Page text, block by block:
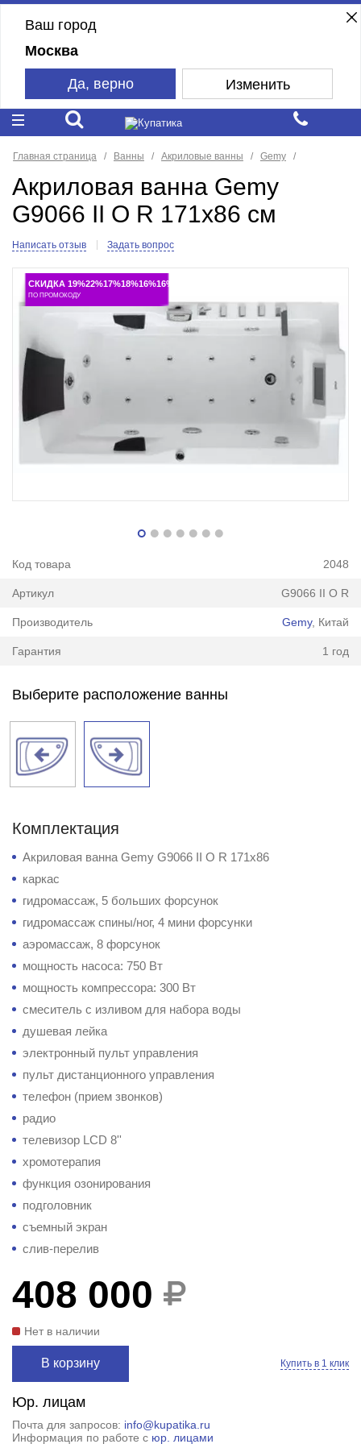
Ваш город
Москва
Да, верно Изменить
Главная страница Ванны Акриловые ванны Gemy
Акриловая ванна Gemy
G9066 II O R 171x86 см
Написать отзыв Задать вопрос
СКИДКА 19%22%17%18%16%16%
ПО ПРОМОКОДУ
Код товара 2048
Артикул G9066 II O R
Производитель Gemy, Китай
Гарантия 1 год
Выберите расположение ванны
Комплектация
Акриловая ванна Gemy G9066 II O R 171x86
каркас
гидромассаж, 5 больших форсунок
гидромассаж спины/ног, 4 мини форсунки
аэромассаж, 8 форсунок
мощность насоса: 750 Вт
мощность компрессора: 300 Вт
смеситель с изливом для набора воды
душевая лейка
электронный пульт управления
пульт дистанционного управления
телефон (прием звонков)
радио
телевизор LCD 8''
хромотерапия
функция озонирования
подголовник
съемный экран
слив-перелив
408 000
Нет в наличии
В корзину Купить в 1 клик
Юр. лицам
Почта для запросов: info@kupatika.ru
Информация по работе с юр. лицами